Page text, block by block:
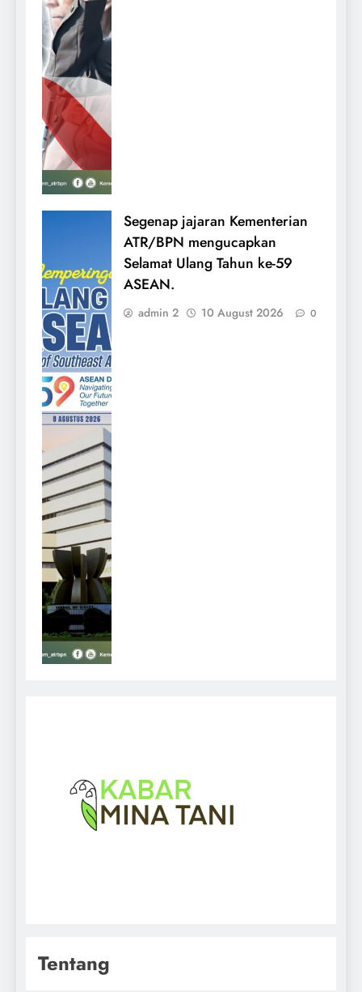
Segenap jajaran Kementerian
ATR/BPN mengucapkan
Selamat Ulang Tahun ke-59
ASEAN.
admin 2 10 August 2026 0
Tentang